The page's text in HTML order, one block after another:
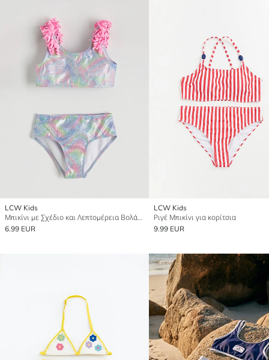
LCW Kids
Μπικίνι με Σχέδιο και Λεπτομέρεια Βολάν για Κορίτσια
6.99 EUR
LCW Kids
Ριγέ Μπικίνι για κορίτσια
9.99 EUR